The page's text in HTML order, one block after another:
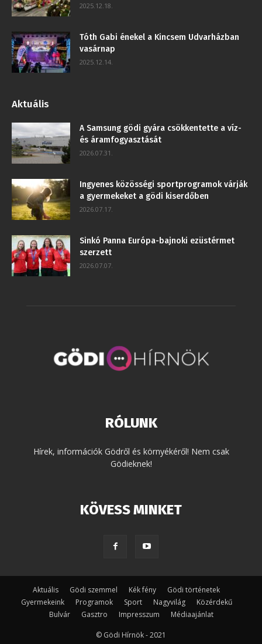
2025.12.18.
Tóth Gabi énekel a Kincsem Udvarházban
vasárnap
2025.12.14.
Aktuális
A Samsung gödi gyára csökkentette a víz-
és áramfogyasztását
2026.07.31.
Ingyenes közösségi sportprogramok várják
a gyermekeket a gödi kiserdőben
2026.07.17.
Sinkó Panna Európa-bajnoki ezüstérmet
szerzett
2026.07.07.
RÓLUNK
Hírek, információk Gödről és környékéről! Nem csak
Gödieknek!
KÖVESS MINKET
Aktuális Gödi szemmel Kék fény
Gödi történetek
Gyermekeink
Programok Sport Nagyvilág
Közérdekű
Bulvár
Gasztro Impresszum Médiaajánlat
© Gödi Hírnök - 2021